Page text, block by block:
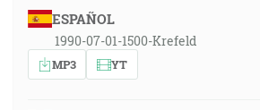
ESPAÑOL
1990-07-01-1500-Krefeld
MP3 YT